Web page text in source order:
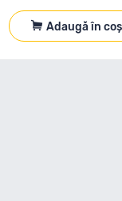
Adaugă în coș